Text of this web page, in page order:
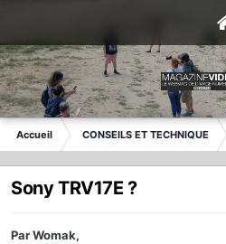
Accueil CONSEILS ET TECHNIQUE
Sony TRV17E ?
ParWomak,